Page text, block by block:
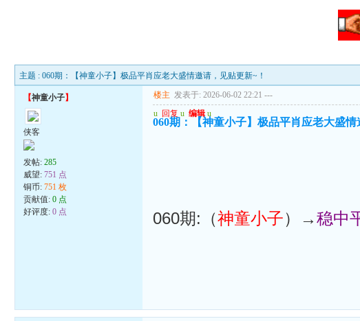
主题 : 060期：【神童小子】极品平肖应老大盛情邀请，见贴更新~！
【神童小子】
侠客
发帖:285
威望:751 点
铜币:751 枚
贡献值:0 点
好评度:0 点
楼主 发表于: 2026-06-02 22:21 ---
u 回复 u 编辑 u
060期：【神童小子】极品平肖应老大盛情
060期:（神童小子）→稳中